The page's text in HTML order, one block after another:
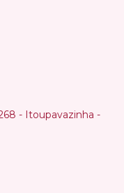
- Itoupavazinha -